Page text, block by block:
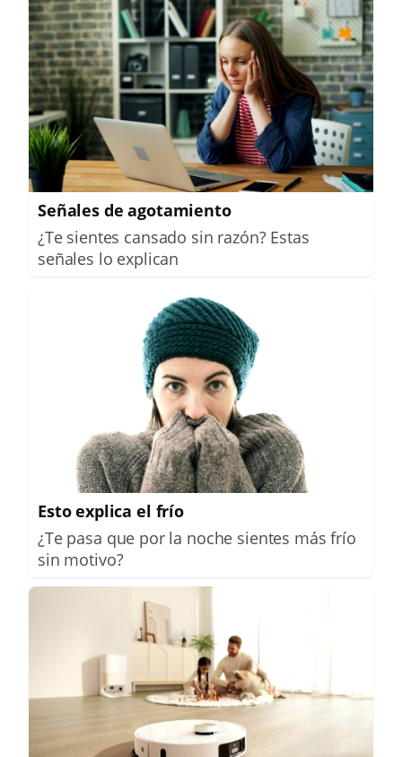
Señales de agotamiento
¿Te sientes cansado sin razón? Estas
señales lo explican
Esto explica el frío
¿Te pasa que por la noche sientes más frío
sin motivo?